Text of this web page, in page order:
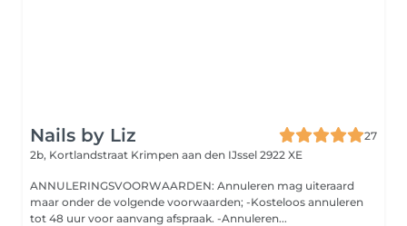
Nails by Liz
27
2b, Kortlandstraat Krimpen aan den IJssel 2922 XE
ANNULERINGSVOORWAARDEN: Annuleren mag uiteraard
maar onder de volgende voorwaarden; -Kosteloos annuleren
tot 48 uur voor aanvang afspraak. -Annuleren...